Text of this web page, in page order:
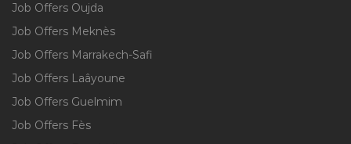
Job Offers Oujda
Job Offers Meknès
Job Offers Marrakech-Safi
Job Offers Laâyoune
Job Offers Guelmim
Job Offers Fès